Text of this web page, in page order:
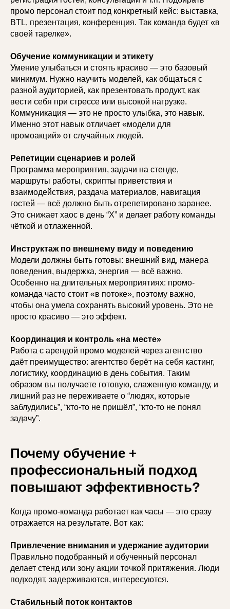
промо персонал стоит под конкретный кейс: выставка,
BTL, презентация, конференция. Так команда будет «в
своей тарелке».
Обучение коммуникации и этикету
Умение улыбаться и стоять красиво — это базовый
минимум. Нужно научить моделей, как общаться с
разной аудиторией, как презентовать продукт, как
вести себя при стрессе или высокой нагрузке.
Коммуникация — это не просто улыбка, это навык.
Именно этот навык отличает «модели для
промоакций» от случайных людей.
Репетиции сценариев и ролей
Программа мероприятия, задачи на стенде,
маршруты работы, скрипты приветствия и
взаимодействия, раздача материалов, навигация
гостей — всё должно быть отрепетировано заранее.
Это снижает хаос в день “Х” и делает работу команды
чёткой и отлаженной.
Инструктаж по внешнему виду и поведению
Модели должны быть готовы: внешний вид, манера
поведения, выдержка, энергия — всё важно.
Особенно на длительных мероприятиях: промо-
команда часто стоит «в потоке», поэтому важно,
чтобы она умела сохранять высокий уровень. Это не
просто красиво — это эффект.
Координация и контроль «на месте»
Работа с арендой промо моделей через агентство
даёт преимущество: агентство берёт на себя кастинг,
логистику, координацию в день события. Таким
образом вы получаете готовую, слаженную команду, и
лишний раз не переживаете о “людях, которые
заблудились”, “кто-то не пришёл”, “кто-то не понял
задачу”.
Почему обучение +
профессиональный подход
повышают эффективность?
Когда промо-команда работает как часы — это сразу
отражается на результате. Вот как:
Привлечение внимания и удержание аудитории
Правильно подобранный и обученный персонал
делает стенд или зону акции точкой притяжения. Люди
подходят, задерживаются, интересуются.
Стабильный поток контактов